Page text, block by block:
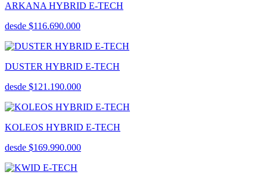
ARKANA HYBRID E-TECH
desde $116.690.000
DUSTER HYBRID E-TECH
desde $121.190.000
KOLEOS HYBRID E-TECH
desde $169.990.000